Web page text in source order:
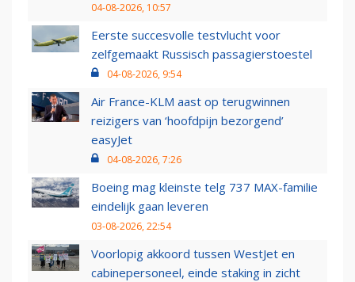
04-08-2026, 10:57
Eerste succesvolle testvlucht voor
zelfgemaakt Russisch passagierstoestel
04-08-2026, 9:54
Air France-KLM aast op terugwinnen
reizigers van ‘hoofdpijn bezorgend’
easyJet
04-08-2026, 7:26
Boeing mag kleinste telg 737 MAX-familie
eindelijk gaan leveren
03-08-2026, 22:54
Voorlopig akkoord tussen WestJet en
cabinepersoneel, einde staking in zicht